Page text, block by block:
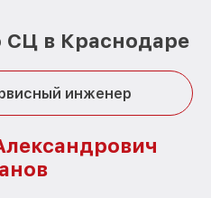
СЦ в Краснодаре
инженер